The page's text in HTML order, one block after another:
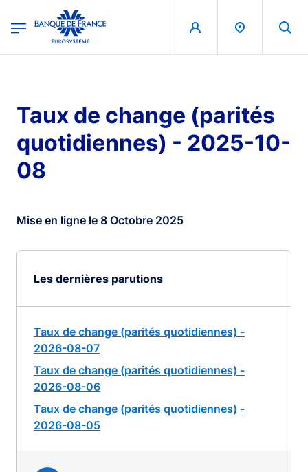
Banque de France - Menu Principal
Taux de change (parités
quotidiennes) - 2025-10-
08
Mise en ligne le 8 Octobre 2025
Les dernières parutions
Taux de change (parités quotidiennes) -
2026-08-07
Taux de change (parités quotidiennes) -
2026-08-06
Taux de change (parités quotidiennes) -
2026-08-05